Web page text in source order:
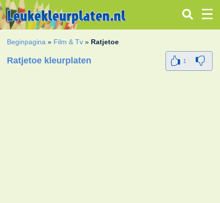
Beginpagina » Film & Tv » Ratjetoe
Ratjetoe kleurplaten 1